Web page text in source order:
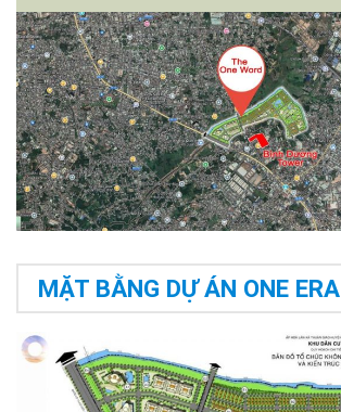
MẶT BẰNG DỰ ÁN ONE ERA